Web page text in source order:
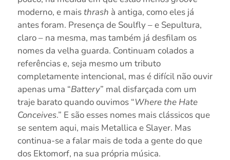
moderno, e maisthrash à antiga, como eles já
antes foram. Presença de Soulfly – e Sepultura,
claro – na mesma, mas também já desfilam os
nomes da velha guarda. Continuam colados a
referências e, seja mesmo um tributo
completamente intencional, mas é difícil não ouvir
apenas uma “Battery” mal disfarçada com um
traje barato quando ouvimos “Where the Hate
Conceives.” E são esses nomes mais clássicos que
se sentem aqui, mais Metallica e Slayer. Mas
continua-se a falar mais de toda a gente do que
dos Ektomorf, na sua própria música.